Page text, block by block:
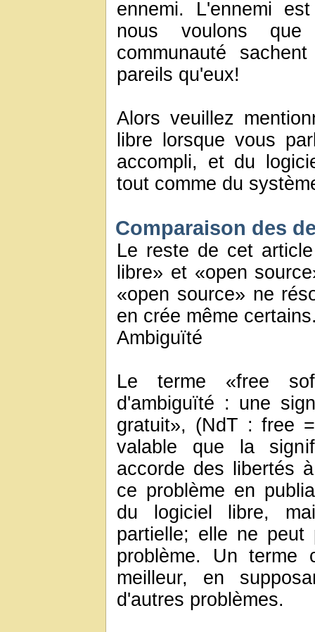
ennemi. L'ennemi
nous voulons
communauté
pareils qu'eux!
Alors veuillez
libre lorsque vous
accompli, et du
tout comme du
Comparaison des
Le reste de cet
libre» et «open
«open source» ne
en crée même
Ambiguïté
Le terme «free
d'ambiguïté : une
gratuit», (NdT : free
valable que la
accorde des libertés
ce problème en
du logiciel libre,
partielle; elle ne peut
problème. Un terme
meilleur, en
d'autres problèmes.